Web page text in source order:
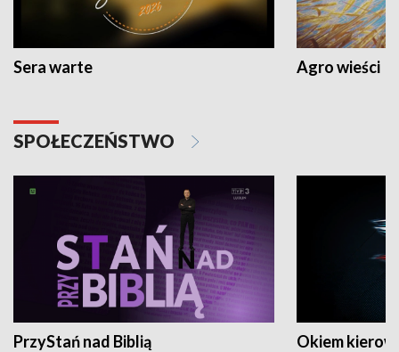
Sera warte Agro wieści
SPOŁECZEŃSTWO
PrzyStań nad Biblią Okiem